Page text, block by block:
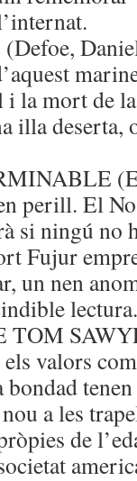
la mort de
illa
perill. El
si ningú no
Fujur
un nen
TOM
valors
a les
de